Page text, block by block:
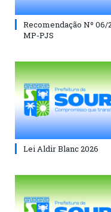
Recomendação Nº 06/
MP-PJS
Lei Aldir Blanc 2026